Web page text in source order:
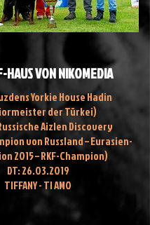
HAUS VON NIKOMEDIA
Yorkie House Hadin
der Türkei)
Aizlen Discovery
von Russland – Eurasien-
2015 – RKF-Champion)
DT:26.03.2019
TIFFANY - TI AMO